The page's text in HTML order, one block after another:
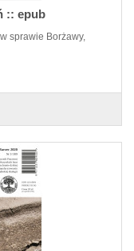
:: epub
sprawie Borżawy,